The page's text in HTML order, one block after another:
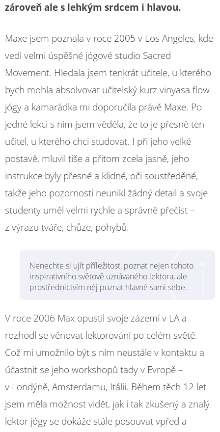
zároveň ale s lehkým srdcem i hlavou.
Maxe jsem poznala v roce 2005 v Los Angeles, kde
vedl velmi úspěšné jógové studio Sacred
Movement. Hledala jsem tenkrát učitele, u kterého
bych mohla absolvovat učitelský kurz vinyasa flow
jógy a kamarádka mi doporučila právě Maxe. Po
jedné lekci s ním jsem věděla, že to je přesně ten
učitel, u kterého chci studovat. I při jeho velké
postavě, mluvil tiše a přitom zcela jasně, jeho
instrukce byly přesné a klidné, oči soustředěné,
takže jeho pozornosti neunikl žádný detail a svoje
studenty uměl velmi rychle a správně přečíst –
z výrazu tváře, chůze, pohybů.
Nenechte si ujít příležitost, poznat nejen tohoto
inspirativního světově uznávaného lektora, ale
prostřednictvím něj poznat hlavně sami sebe.
V roce 2006 Max opustil svoje zázemí v LA a
rozhodl se věnovat lektorování po celém světě.
Což mi umožnilo být s ním neustále v kontaktu a
účastnit se jeho workshopů tady v Evropě –
v Londýně, Amsterdamu, Itálii. Během těch 12 let
jsem měla možnost vidět, jak i tak zkušený a znalý
lektor jógy se dokáže stále posouvat vpřed a